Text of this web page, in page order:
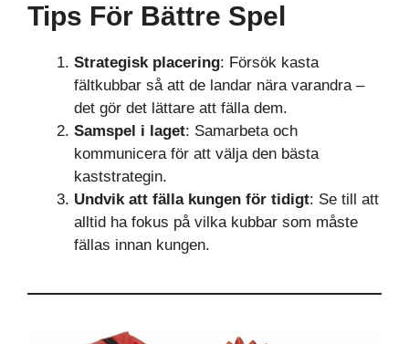
Tips För Bättre Spel
Strategisk placering: Försök kasta
fältkubbar så att de landar nära varandra –
det gör det lättare att fälla dem.
Samspel i laget: Samarbeta och
kommunicera för att välja den bästa
kaststrategin.
Undvik att fälla kungen för tidigt: Se till att
alltid ha fokus på vilka kubbar som måste
fällas innan kungen.